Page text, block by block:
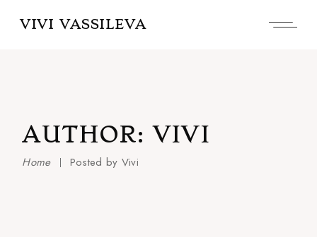
VIVI VASSILEVA
AUTHOR: VIVI
Home Posted by Vivi